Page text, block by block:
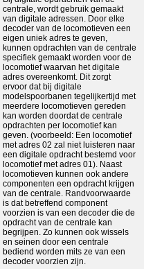
centrale, wordt gebruik gemaakt
van digitale adressen. Door elke
decoder van de locomotieven een
eigen uniek adres te geven,
kunnen opdrachten van de centrale
specifiek gemaakt worden voor de
locomotief waarvan het digitale
adres overeenkomt. Dit zorgt
ervoor dat bij digitale
modelspoorbanen tegelijkertijd met
meerdere locomotieven gereden
kan worden doordat de centrale
opdrachten per locomotief kan
geven. (voorbeeld: Een locomotief
met adres 02 zal niet luisteren naar
een digitale opdracht bestemd voor
locomotief met adres 01). Naast
locomotieven kunnen ook andere
componenten een opdracht krijgen
van de centrale. Randvoorwaarde
is dat betreffend component
voorzien is van een decoder die de
opdracht van de centrale kan
begrijpen. Zo kunnen ook wissels
en seinen door een centrale
bediend worden mits ze van een
decoder voorzien zijn.